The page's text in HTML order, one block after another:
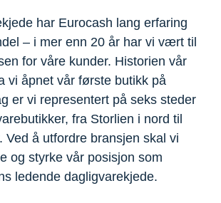
har Eurocash lang erfaring
– i mer enn 20 år har vi vært til
for våre kunder. Historien vår
vi åpnet vår første butikk på
er vi representert på seks steder
fra Storlien i nord til
Ved å utfordre bransjen skal vi
og styrke vår posisjon som
ledende dagligvarekjede.